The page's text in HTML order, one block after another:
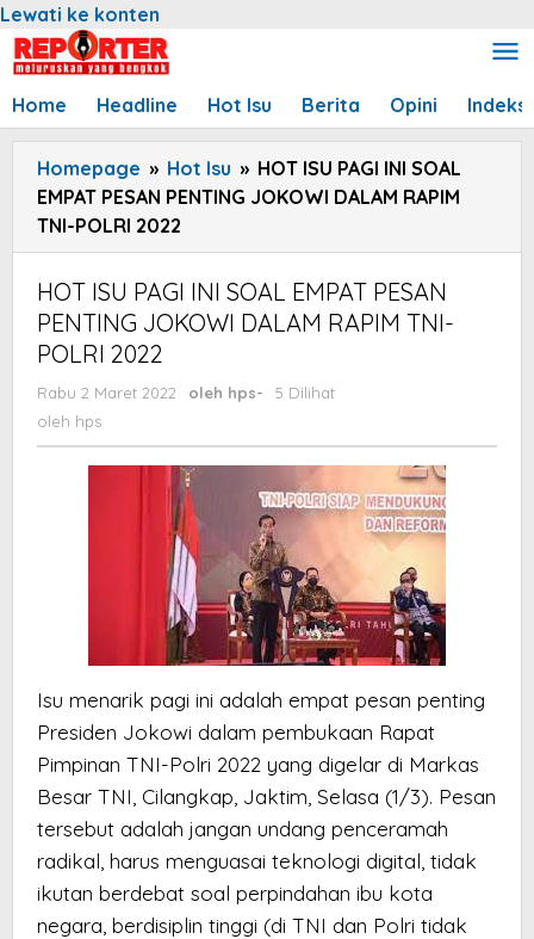
Lewati ke konten
Home Headline Hot Isu Berita Opini Indeks
Homepage » Hot Isu » HOT ISU PAGI INI SOAL
EMPAT PESAN PENTING JOKOWI DALAM RAPIM
TNI-POLRI 2022
HOT ISU PAGI INI SOAL EMPAT PESAN
PENTING JOKOWI DALAM RAPIM TNI-
POLRI 2022
Rabu 2 Maret 2022 oleh hps-
5 Dilihat
oleh hps
Isu menarik pagi ini adalah empat pesan penting
Presiden Jokowi dalam pembukaan Rapat
Pimpinan TNI-Polri 2022 yang digelar di Markas
Besar TNI, Cilangkap, Jaktim, Selasa (1/3). Pesan
tersebut adalah jangan undang penceramah
radikal, harus menguasai teknologi digital, tidak
ikutan berdebat soal perpindahan ibu kota
negara, berdisiplin tinggi (di TNI dan Polri tidak